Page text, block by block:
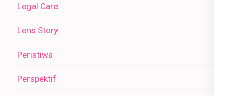
Legal Care
Lens Story
Peristiwa
Perspektif